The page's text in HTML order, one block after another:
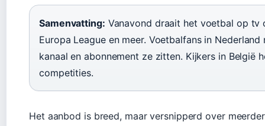
Samenvatting: Vanavond draait het voetbal op tv
Europa League en meer. Voetbalfans in
kanaal en abonnement ze zitten. Kijkers in België
competities.
Het aanbod is breed, maar versnipperd over